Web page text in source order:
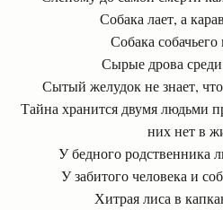
Собака лает, а
Собака собачьего
Сырые дрова среди
Сытый желудок не знает,
Тайна хранится двумя людьми
них нет в
У бедного родственника
У забитого человека и
Хитрая лиса в